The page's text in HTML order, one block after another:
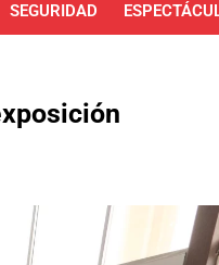
SEGURIDAD